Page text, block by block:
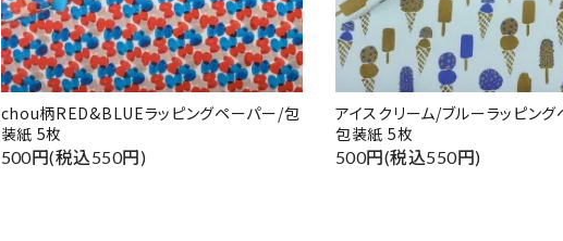
chou柄RED&BLUEラッピングペーパー/包
装紙 5枚
500円(税込550円)
アイスクリーム/ブルーラッピン
包装紙 5枚
500円(税込550円)